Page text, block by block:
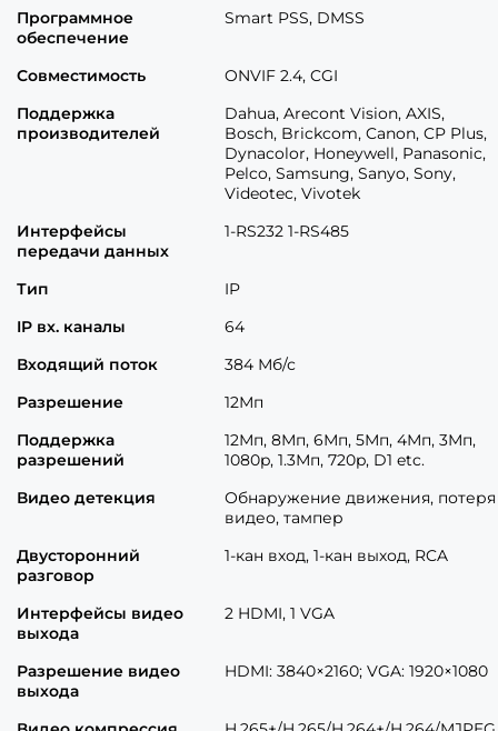
Программное
обеспечение
Smart PSS, DMSS
Совместимость
ONVIF 2.4, CGI
Поддержка
производителей
Dahua, Arecont Vision, AXIS,
Bosch, Brickcom, Canon, CP Plus,
Dynacolor, Honeywell, Panasonic,
Pelco, Samsung, Sanyo, Sony,
Videotec, Vivotek
Интерфейсы
передачи данных
1-RS232 1-RS485
Тип
IP
IP вх. каналы
64
Входящий поток
384 Мб/с
Разрешение
12Мп
Поддержка
разрешений
12Мп, 8Мп, 6Мп, 5Мп, 4Мп, 3Мп,
1080p, 1.3Мп, 720p, D1 etc.
Видео детекция
Обнаружение движения, потеря
видео, тампер
Двусторонний
разговор
1-кан вход, 1-кан выход, RCA
Интерфейсы видео
выхода
2 HDMI, 1 VGA
Разрешение видео
выхода
HDMI: 3840×2160; VGA: 1920×1080